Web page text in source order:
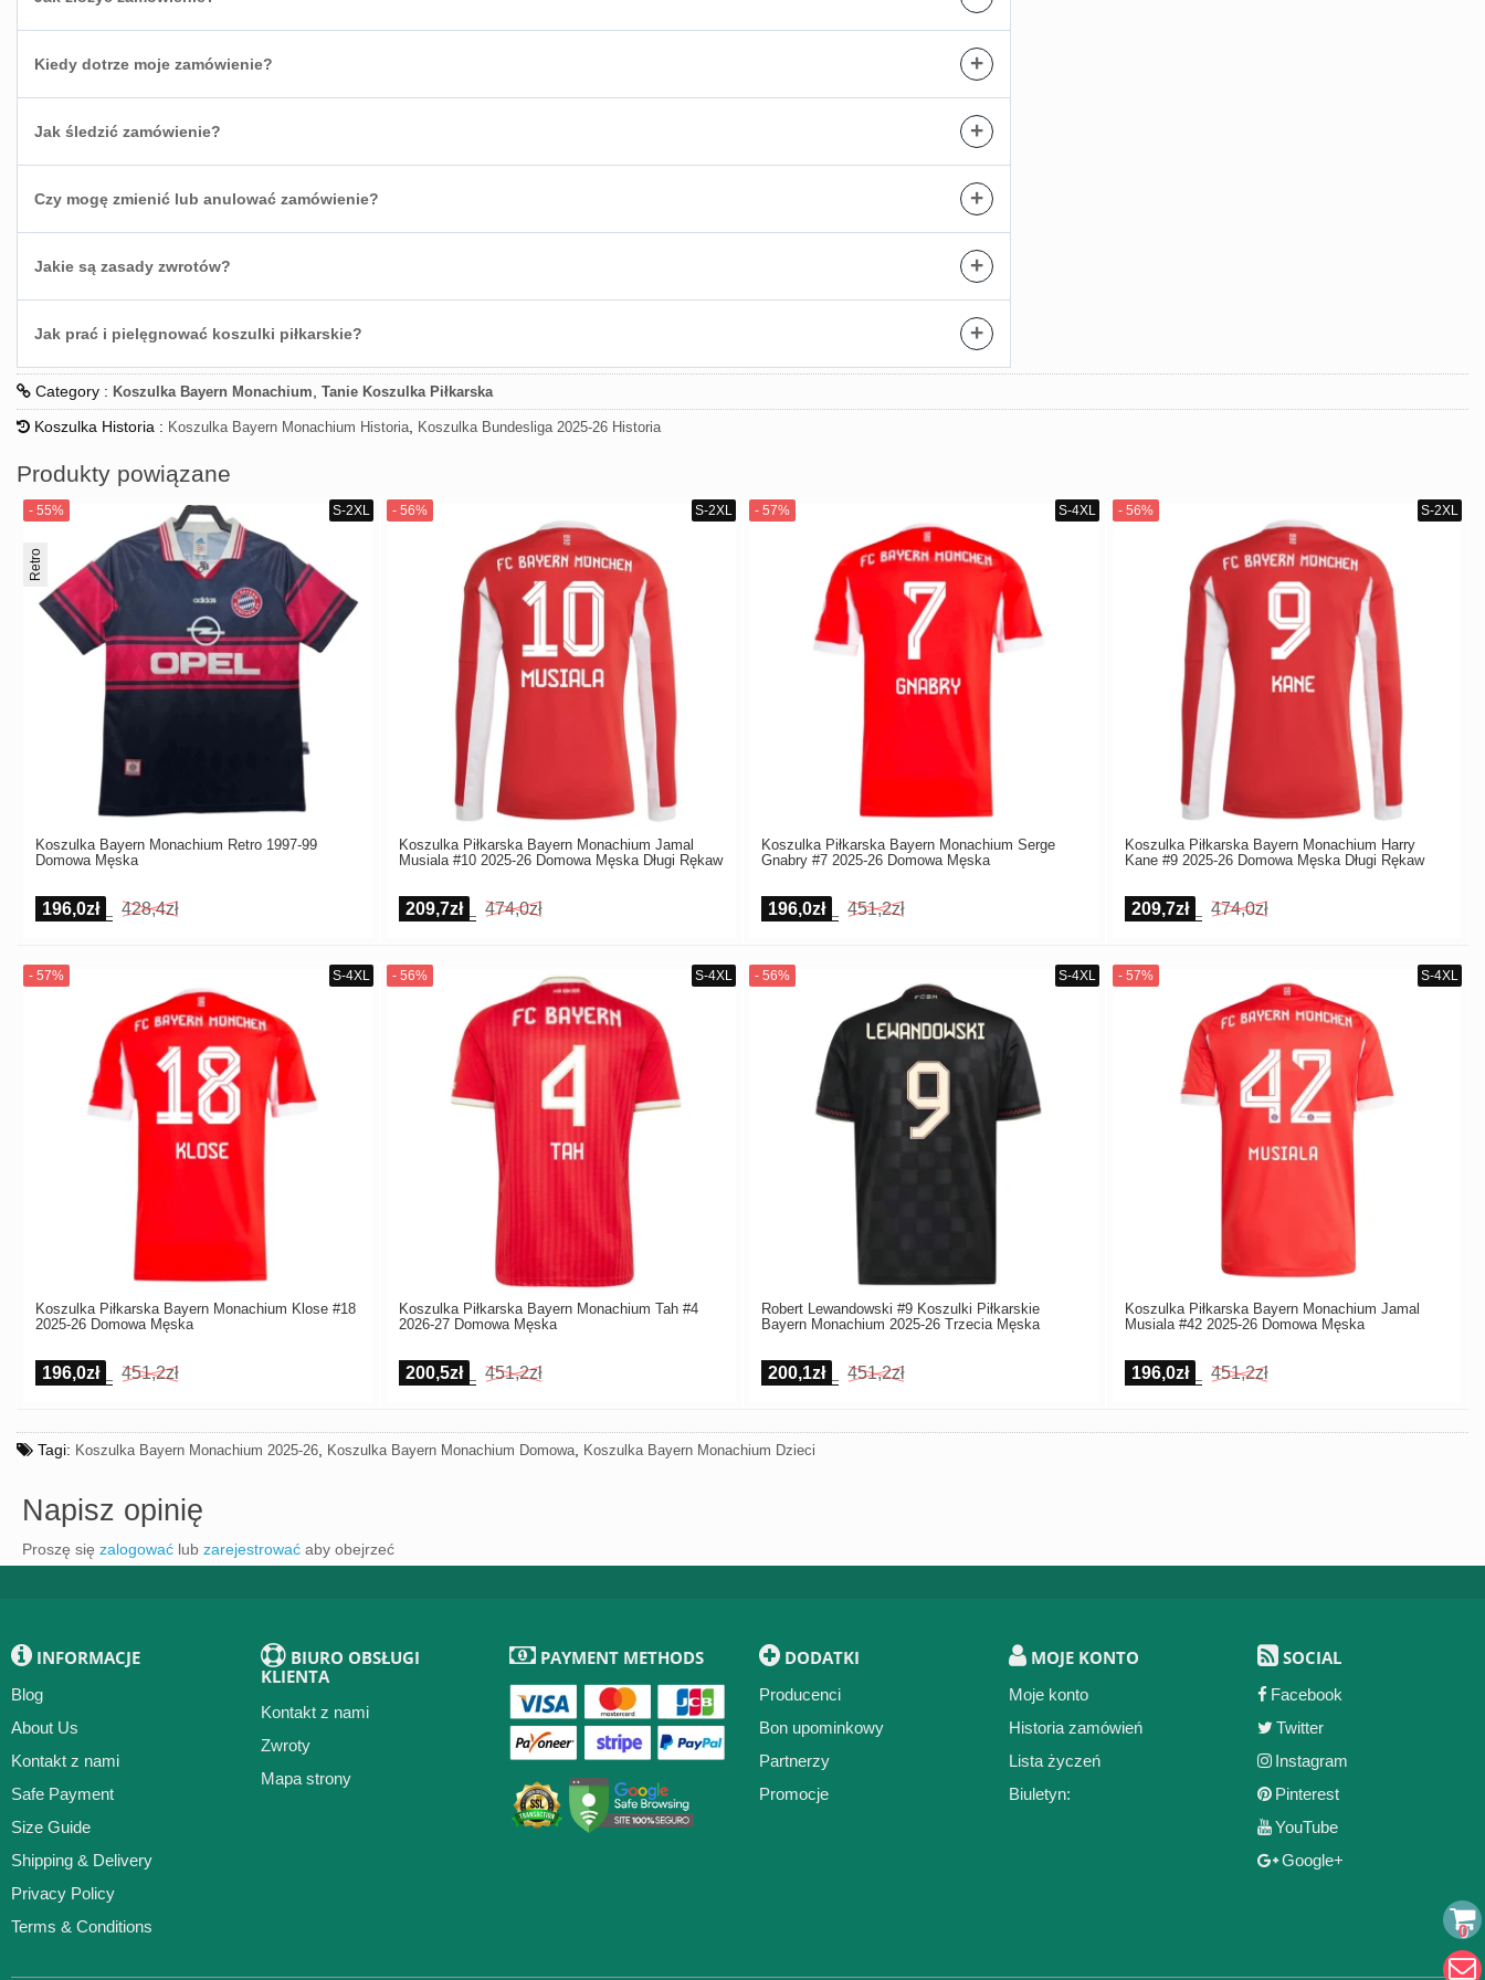
Kiedy dotrze moje zamówienie? +
Jak śledzić zamówienie? +
Czy mogę zmienić lub anulować zamówienie? +
Jakie są zasady zwrotów? +
Jak prać i pielęgnować koszulki piłkarskie? +
Category : Koszulka Bayern Monachium Tanie Koszulka Piłkarska
Koszulka Historia : Koszulka Bayern Monachium Historia Koszulka Bundesliga 2025-26 Historia
Produkty powiązane
Koszulka Bayern Monachium Retro 1997-99
Domowa Męska
Retro
196,0zł 428,4zł
Koszulka Piłkarska Bayern Monachium Jamal
Musiala #10 2025-26 Domowa Męska Długi Rękaw
209,7zł 474,0zł
Koszulka Piłkarska Bayern Monachium Serge
Gnabry #7 2025-26 Domowa Męska
196,0zł 451,2zł
Koszulka Piłkarska Bayern Monachium Harry
Kane #9 2025-26 Domowa Męska Długi Rękaw
209,7zł 474,0zł
Koszulka Piłkarska Bayern Monachium Klose #18
2025-26 Domowa Męska
196,0zł 451,2zł
Koszulka Piłkarska Bayern Monachium Tah #4
2026-27 Domowa Męska
200,5zł 451,2zł
Robert Lewandowski #9 Koszulki Piłkarskie
Bayern Monachium 2025-26 Trzecia Męska
200,1zł 451,2zł
Koszulka Piłkarska Bayern Monachium Jamal
Musiala #42 2025-26 Domowa Męska
196,0zł 451,2zł
Tagi: Koszulka Bayern Monachium 2025-26 Koszulka Bayern Monachium Domowa Koszulka Bayern Monachium Dzieci
Napisz opinię
Proszę się zalogować lub zarejestrować aby obejrzeć
INFORMACJE
Blog
About Us
Kontakt z nami
Safe Payment
Size Guide
Shipping & Delivery
Privacy Policy
Terms & Conditions
BIURO OBSŁUGI
KLIENTA
Kontakt z nami
Zwroty
Mapa strony
PAYMENT METHODS DODATKI
Producenci
Bon upominkowy
Partnerzy
Promocje
MOJE KONTO
Moje konto
Historia zamówień
Lista życzeń
Biuletyn:
SOCIAL
Facebook
Twitter
Instagram
Pinterest
YouTube
Google+